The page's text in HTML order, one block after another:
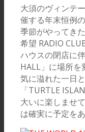
大須のヴィンテ
催する年末恒例
季節がやってき
希望 RADIO
ハウスの閉店に
HALL」に場所
気に溢れた一日
「TURTLE
大いに楽しませ
は確実に予定を